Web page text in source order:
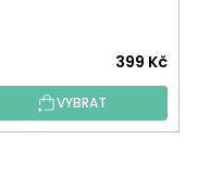
399 Kč
VYBRAT